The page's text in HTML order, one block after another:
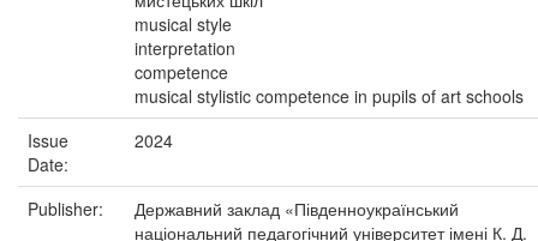
musical style
interpretation
competence
musical stylistic competence in pupils of art schools
Issue
Date:
2024
Publisher:
Державний заклад «Південноукраїнський
національний педагогічний університет імені К. Д.